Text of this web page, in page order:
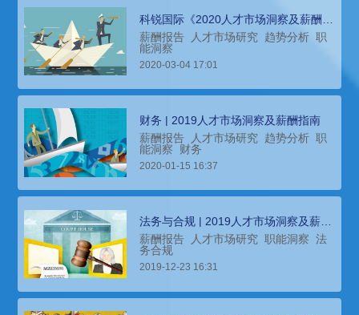
科锐国际《2020人才市场洞察及薪酬指
南》重磅发布！
薪酬报告 人才市场研究 趋势分析 职
能洞察
2020-03-04 17:01
财务 | 2019人才市场洞察及薪酬指南
薪酬报告
人才市场研究 趋势分析 职
能洞察
财务
2020-01-15 16:37
法务与合规 | 2019人才市场洞察及薪酬
指南
薪酬报告 人才市场研究 职能洞察 法
务合规
2019-12-23 16:31